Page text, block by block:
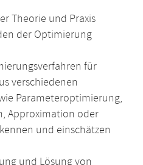
Theorie und Praxis
der Optimierung
für
verschiedenen
Parameteroptimierung,
Approximation oder
und einschätzen
und Lösung von